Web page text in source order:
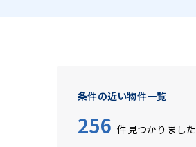
条件の近い物件一覧
256 件見つかりました